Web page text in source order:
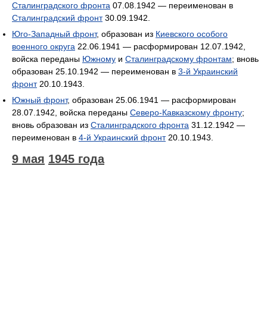
Сталинградского фронта 07.08.1942 — переименован в
Сталинградский фронт30.09.1942.
Юго-Западный фронт, образован из Киевского особого
военного округа 22.06.1941 — расформирован 12.07.1942,
войска переданы Южному и Сталинградскому фронтам; вновь
образован 25.10.1942 — переименован в 3-й Украинский
фронт20.10.1943.
Южный фронт, образован 25.06.1941 — расформирован
28.07.1942, войска переданы Северо-Кавказскому фронту;
вновь образован из Сталинградского фронта 31.12.1942 —
переименован в 4-й Украинский фронт20.10.1943.
9 мая 1945 года